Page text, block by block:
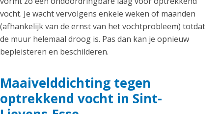
vocht. Je wacht vervolgens enkele weken of maanden
(afhankelijk van de ernst van het vochtprobleem) totdat
de muur helemaal droog is. Pas dan kan je opnieuw
bepleisteren en beschilderen.
Maaivelddichting tegen
optrekkend vocht in Sint-